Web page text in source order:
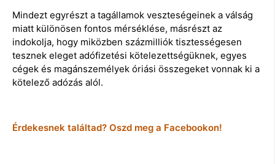
Mindezt egyrészt a tagállamok veszteségeinek a válság
miatt különösen fontos mérséklése, másrészt az
indokolja, hogy miközben százmilliók tisztességesen
tesznek eleget adófizetési kötelezettségüknek, egyes
cégek és magánszemélyek óriási összegeket vonnak ki a
kötelező adózás alól.
Érdekesnek találtad? Oszd meg a Facebookon!